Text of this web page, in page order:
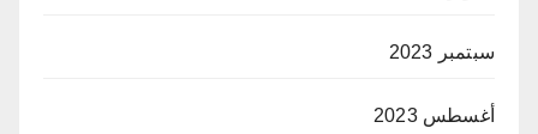
سبتمبر 2023
أغسطس 2023